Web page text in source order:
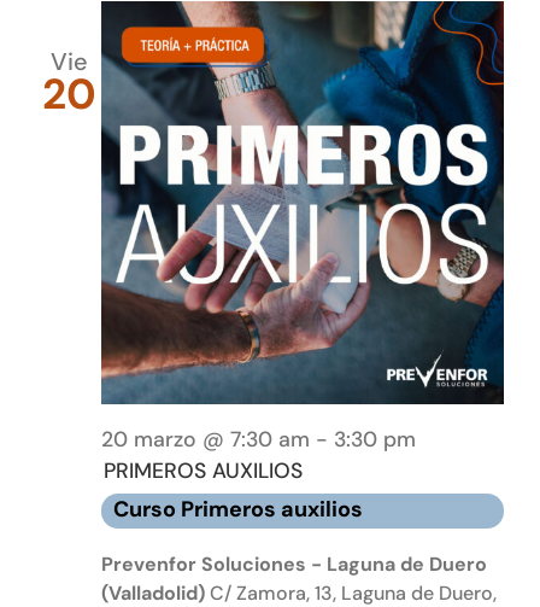
Vie
20
20 marzo @ 7:30 am - 3:30 pm
PRIMEROS AUXILIOS
Curso Primeros auxilios
Prevenfor Soluciones - Laguna de Duero
(Valladolid)C/ Zamora, 13, Laguna de Duero,